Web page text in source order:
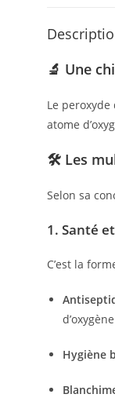
🔬 Une
Le
atome
🛠️ Les
Selon sa
1. Santé
C’est la
Hygiène